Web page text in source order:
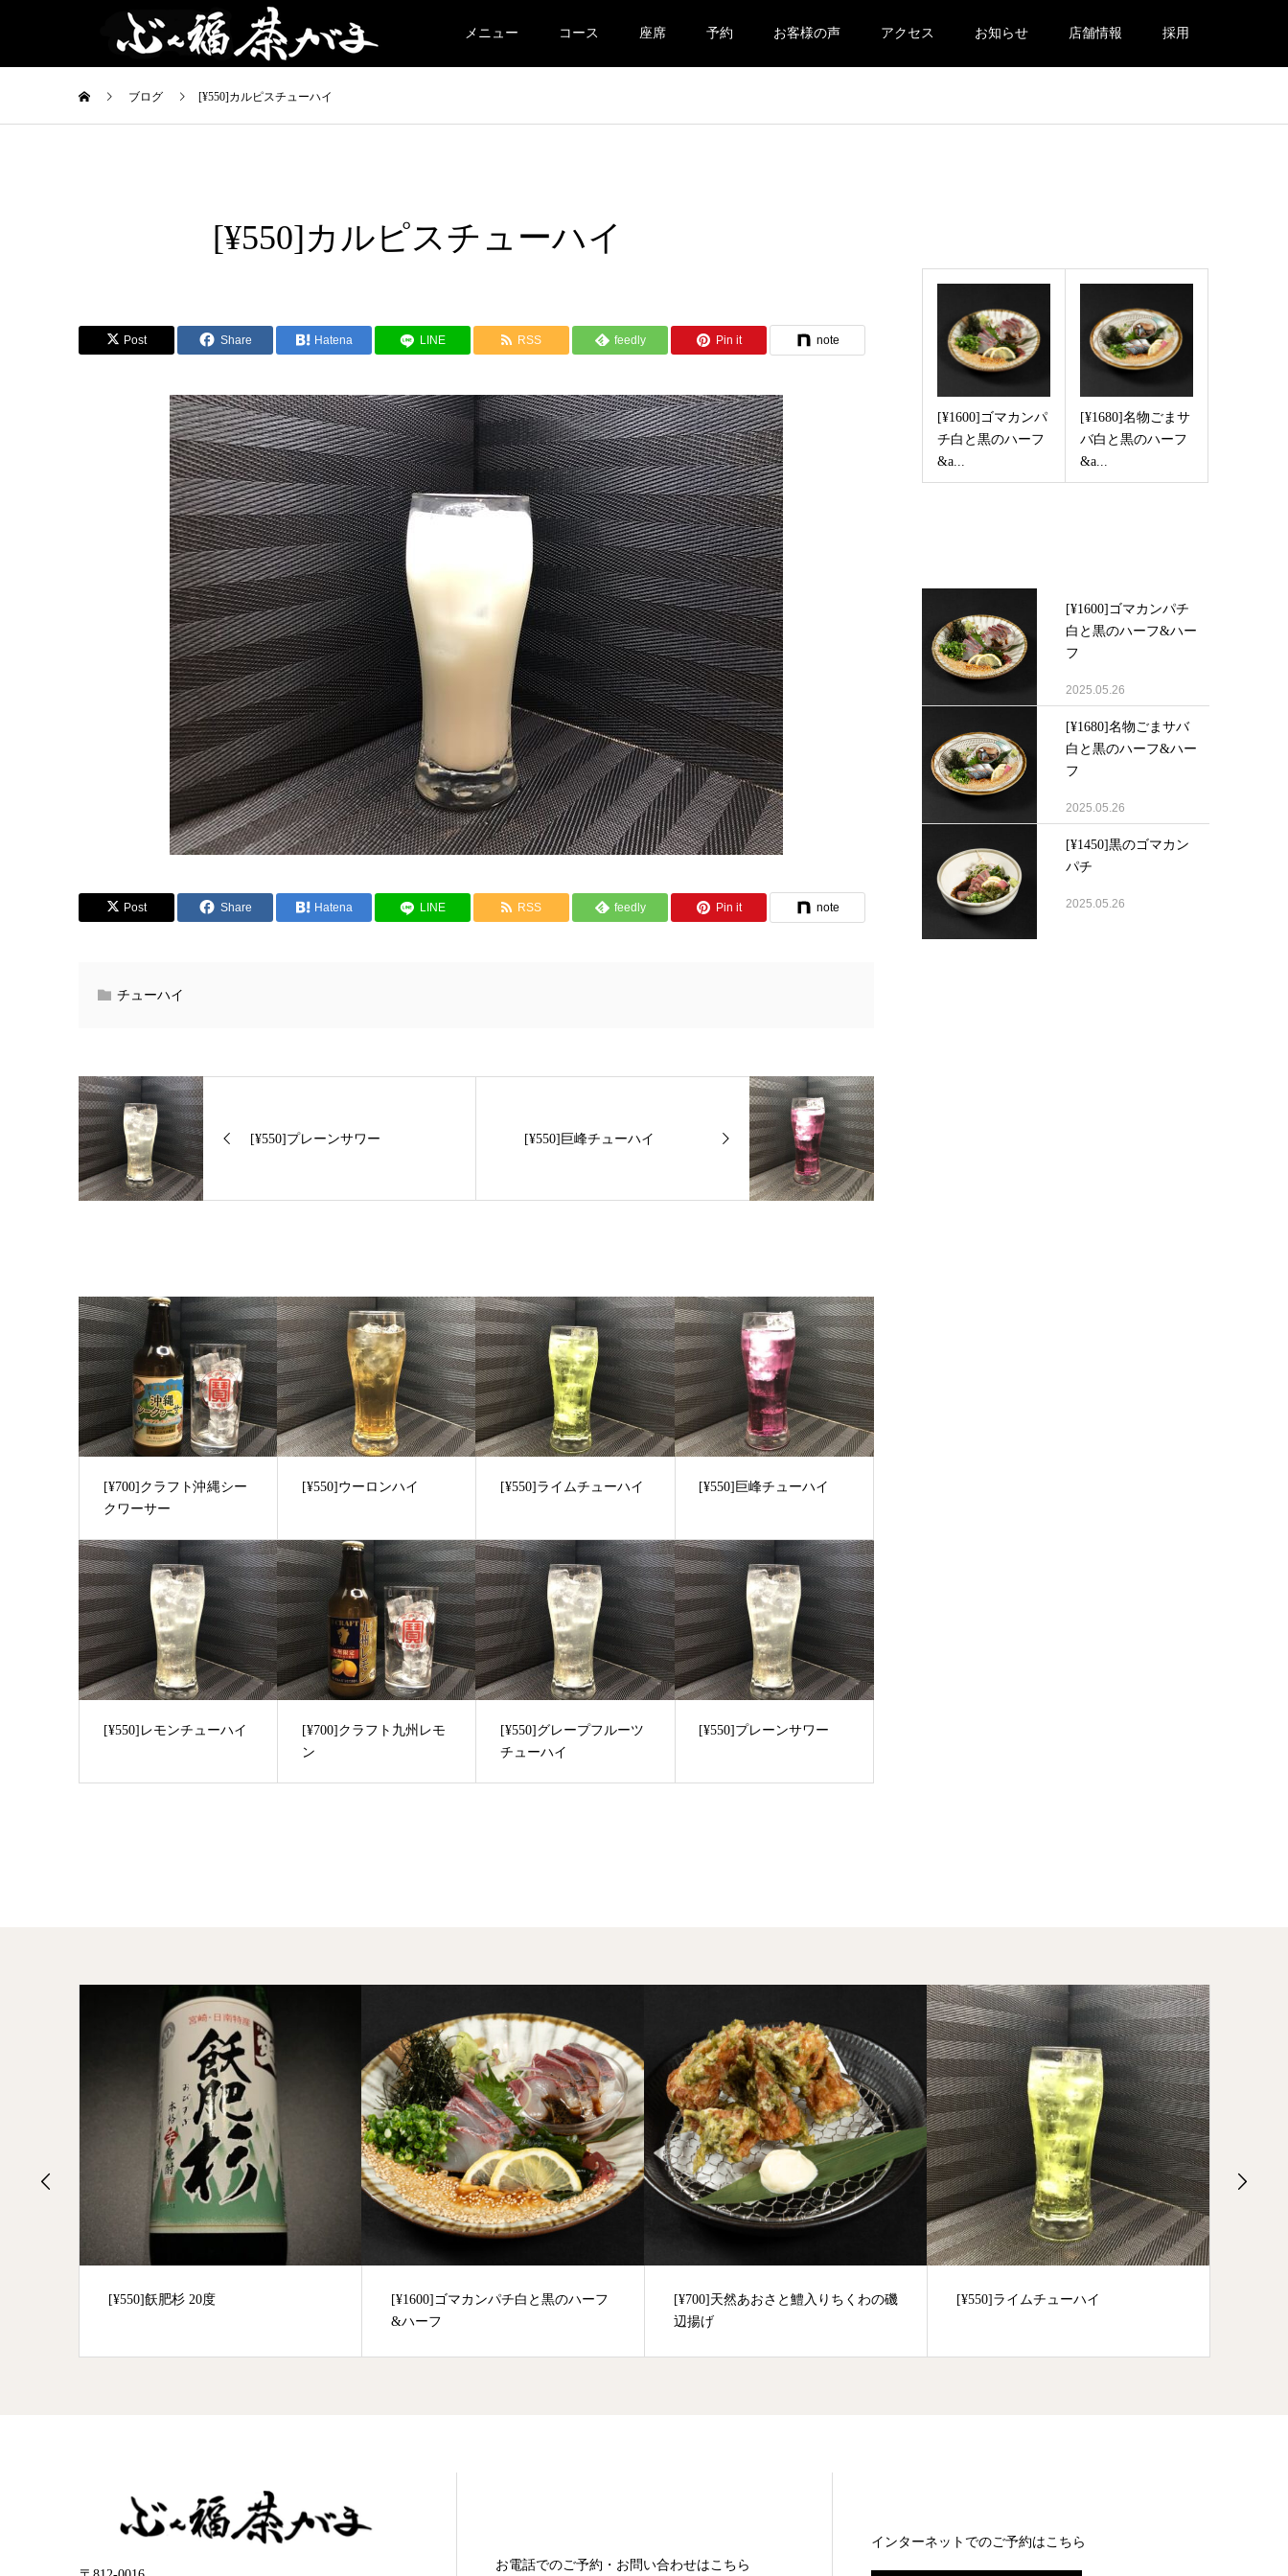
メニュー コース 座席 予約 お客様の声 アクセス お知らせ 店舗情報 採用
ブログ [¥550]カルピスチューハイ
[¥550]カルピスチューハイ
Post Share Hatena LINE RSS feedly Pin it note
Post Share Hatena LINE RSS feedly Pin it note
チューハイ
[¥550]プレーンサワー [¥550]巨峰チューハイ
[¥700]クラフト沖縄シー
クワーサー
[¥550]ウーロンハイ [¥550]ライムチューハイ [¥550]巨峰チューハイ
[¥550]レモンチューハイ
[¥700]クラフト九州レモ
ン
[¥550]グレープフルーツ
チューハイ
[¥550]プレーンサワー
[¥1600]ゴマカンパ
チ白と黒のハーフ
&a...
[¥1680]名物ごまサ
バ白と黒のハーフ
&a...
[¥1600]ゴマカンパチ
白と黒のハーフ&ハー
フ
2025.05.26
[¥1680]名物ごまサバ
白と黒のハーフ&ハー
フ
2025.05.26
[¥1450]黒のゴマカン
パチ
2025.05.26
[¥550]飫肥杉 20度
[¥1600]ゴマカンパチ白と黒のハーフ
&ハーフ
[¥700]天然あおさと鱧入りちくわの磯
辺揚げ
[¥550]ライムチューハイ
お電話でのご予約・お問い合わせはこちら
インターネットでのご予約はこちら